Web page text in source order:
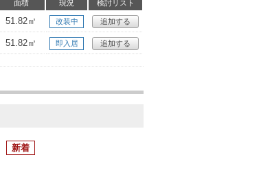
面積 現況 検討リスト
51.82㎡ 改装中 追加する
51.82㎡ 即入居 追加する